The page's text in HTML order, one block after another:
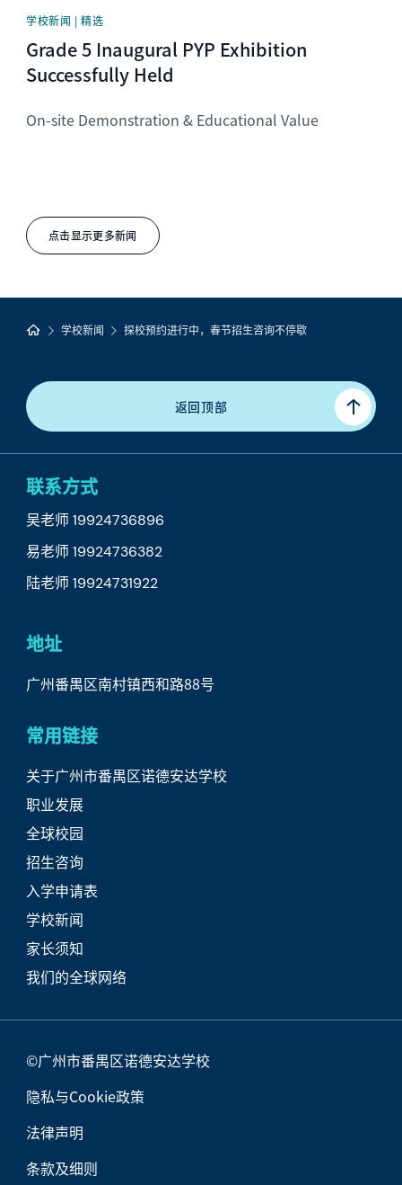
点击显示更多新闻
学校新闻 | 精选
Grade 5 Inaugural PYP Exhibition
Successfully Held
On-site Demonstration & Educational Value
学校新闻 探校预约进行中，春节招生咨询不停歇
返回顶部
联系方式
吴老师 19924736896
易老师 19924736382
陆老师 19924731922
地址
广州番禺区南村镇西和路88号
常用链接
关于广州市番禺区诺德安达学校
职业发展
全球校园
招生咨询
入学申请表
学校新闻
家长须知
我们的全球网络
©广州市番禺区诺德安达学校
隐私与Cookie政策
法律声明
条款及细则